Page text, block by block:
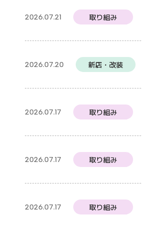
2026.07.21 取り組み
2026.07.20 新店・改装
2026.07.17 取り組み
2026.07.17 取り組み
2026.07.17 取り組み